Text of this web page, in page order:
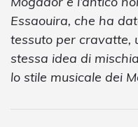
Essaouira, che ha
tessuto per cravatte,
stessa idea di
lo stile musicale dei